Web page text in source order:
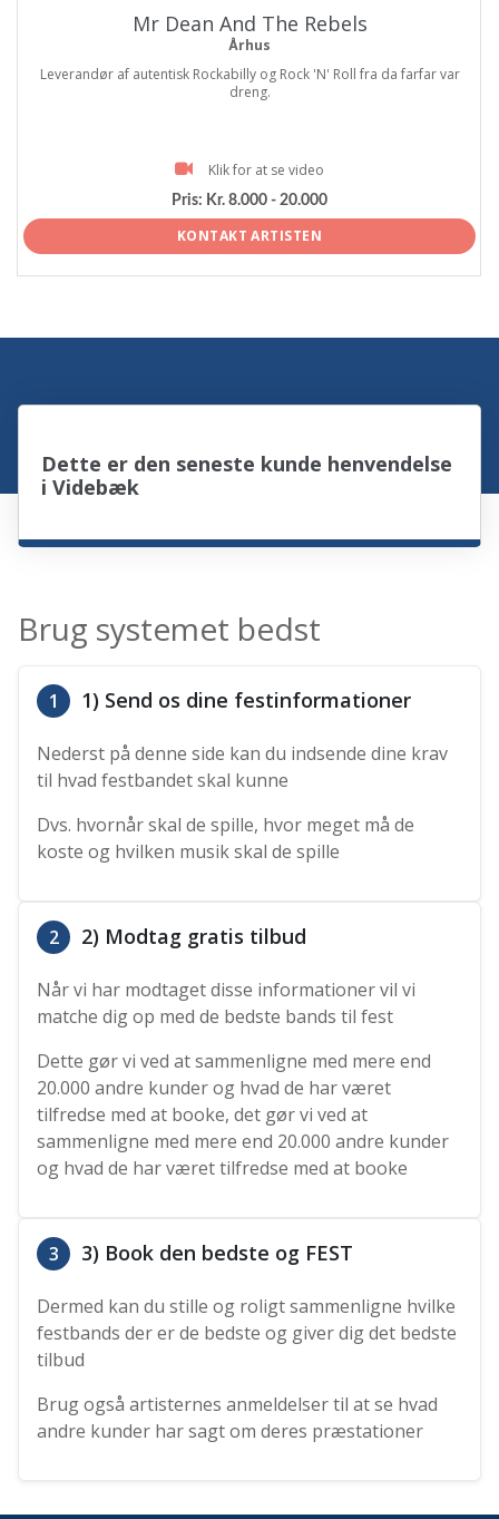
Mr Dean And The Rebels
Århus
Leverandør af autentisk Rockabilly og Rock 'N' Roll fra da farfar var
dreng.
Klik for at se video
Pris: Kr. 8.000 - 20.000
KONTAKT ARTISTEN
Dette er den seneste kunde henvendelse
i Videbæk
Brug systemet bedst
1 1) Send os dine festinformationer
Nederst på denne side kan du indsende dine krav
til hvad festbandet skal kunne
Dvs. hvornår skal de spille, hvor meget må de
koste og hvilken musik skal de spille
2 2) Modtag gratis tilbud
Når vi har modtaget disse informationer vil vi
matche dig op med de bedste bands til fest
Dette gør vi ved at sammenligne med mere end
20.000 andre kunder og hvad de har været
tilfredse med at booke, det gør vi ved at
sammenligne med mere end 20.000 andre kunder
og hvad de har været tilfredse med at booke
3 3) Book den bedste og FEST
Dermed kan du stille og roligt sammenligne hvilke
festbands der er de bedste og giver dig det bedste
tilbud
Brug også artisternes anmeldelser til at se hvad
andre kunder har sagt om deres præstationer